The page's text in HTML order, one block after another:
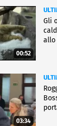
00:52
Gli
allo
03:34